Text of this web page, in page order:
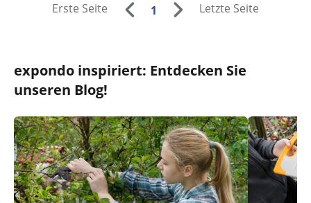
Erste Seite 1 Letzte Seite
expondo inspiriert: Entdecken Sie
unseren Blog!